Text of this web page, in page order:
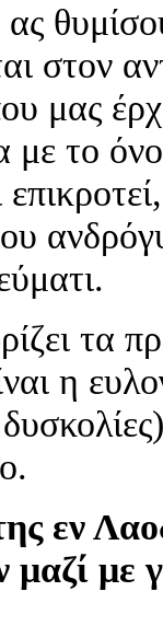
ας
στον
μας
με το
τα
η
εν
με